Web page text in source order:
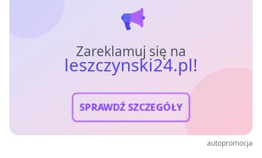
Zareklamuj się na
leszczynski24.pl!
SPRAWDŹ SZCZEGÓŁY
autopromocja